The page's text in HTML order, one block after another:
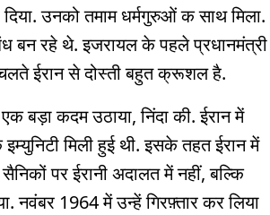
उनको तमाम धर्मगुरुओं क साथ मिला.
बन रहे थे. इजरायल के पहले प्रधानमंत्री
ईरान से दोस्ती बहुत क्रूशल है.
बड़ा कदम उठाया, निंदा की. ईरान में
मिली हुई थी. इसके तहत ईरान में
पर ईरानी अदालत में नहीं, बल्कि
नवंबर 1964 में उन्हें गिरफ़्तार कर लिया